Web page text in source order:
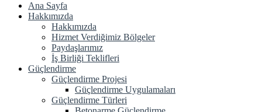
Ana Sayfa
Hakkımızda
Hakkımızda
Hizmet Verdiğimiz Bölgeler
Paydaşlarımız
İş Birliği Teklifleri
Güçlendirme
Güçlendirme Projesi
Güçlendirme Uygulamaları
Güçlendirme Türleri